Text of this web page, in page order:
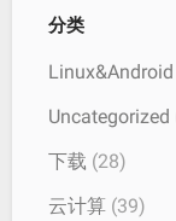
分类
Linux&Android
Uncategorized
下载 (28)
云计算 (39)